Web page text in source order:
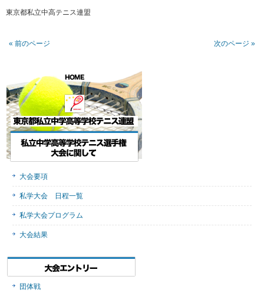
東京都私立中高テニス連盟
« 前のページ 次のページ »
大会要項
私学大会 日程一覧
私学大会プログラム
大会結果
団体戦